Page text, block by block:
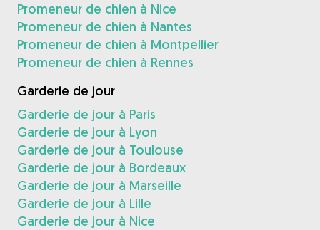
Promeneur de chien à Nice
Promeneur de chien à Nantes
Promeneur de chien à Montpellier
Promeneur de chien à Rennes
Garderie de jour
Garderie de jour à Paris
Garderie de jour à Lyon
Garderie de jour à Toulouse
Garderie de jour à Bordeaux
Garderie de jour à Marseille
Garderie de jour à Lille
Garderie de jour à Nice